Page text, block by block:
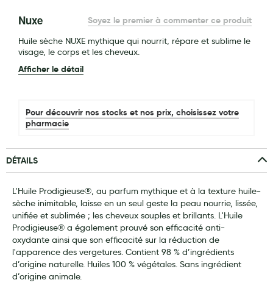
Beauté au naturel
Huiles
Mon bébé
Couches
Toilette du bébé
Accessoires bébé
Alimentation
Soins enfant
Soins maman
Nuxe
Soyez le premier à commenter ce produit
Huile sèche NUXE mythique qui nourrit, répare et sublime le
visage, le corps et les cheveux.
Afficher le détail
Pour découvrir nos stocks et nos prix, choisissez votre
pharmacie
DÉTAILS
L'Huile Prodigieuse®, au parfum mythique et à la texture huile-
sèche inimitable, laisse en un seul geste la peau nourrie, lissée,
unifiée et sublimée ; les cheveux souples et brillants. L'Huile
Prodigieuse® a également prouvé son efficacité anti-
oxydante ainsi que son efficacité sur la réduction de
l'apparence des vergetures. Contient 98 % d’ingrédients
d’origine naturelle. Huiles 100 % végétales. Sans ingrédient
d’origine animale.